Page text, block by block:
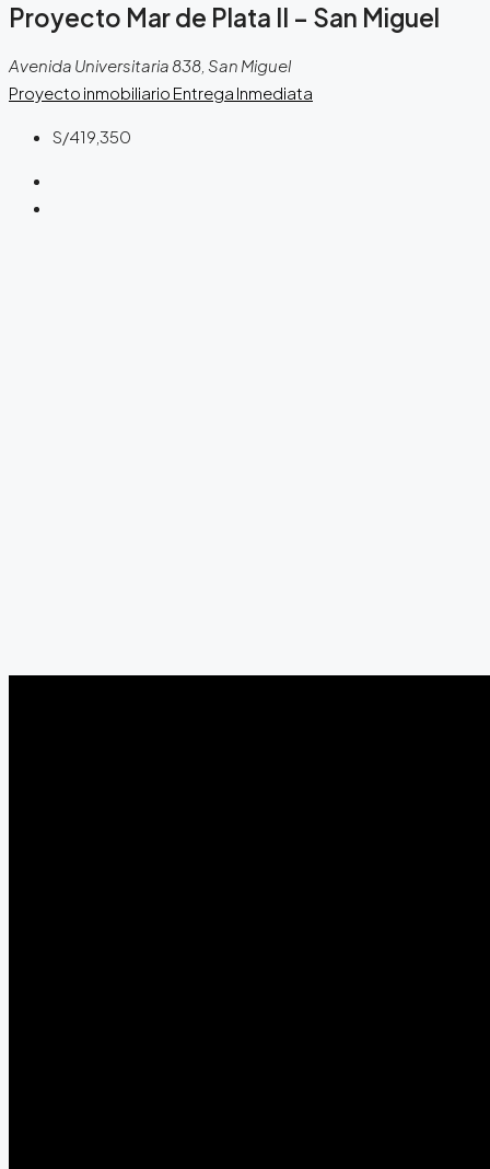
Proyecto Mar de Plata II – San Miguel
Avenida Universitaria 838, San Miguel
Proyecto inmobiliario Entrega Inmediata
S/419,350